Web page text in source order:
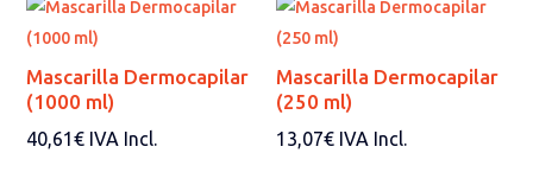
Mascarilla Dermocapilar
(1000 ml)
40,61€ IVA Incl.
Mascarilla Dermocapilar
(250 ml)
13,07€ IVA Incl.